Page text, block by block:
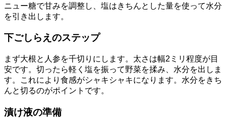
ニュー糖で甘みを調整し、塩はきちんとした量を使って水分
を引き出します。
下ごしらえのステップ
まず大根と人参を千切りにします。太さは幅2ミリ程度が目
安です。切ったら軽く塩を振って野菜を揉み、水分を出しま
す。これにより食感がシャキシャキになります。水分をきち
んと切るのがポイントです。
漬け液の準備